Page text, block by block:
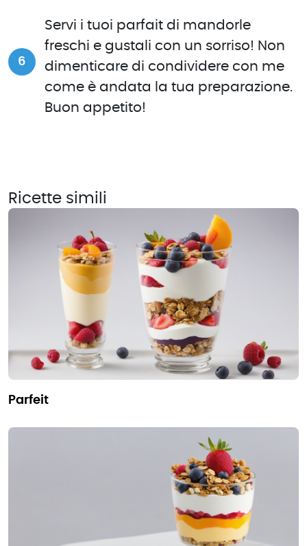
Servi i tuoi parfait di mandorle
freschi e gustali con un sorriso! Non
dimenticare di condividere con me
come è andata la tua preparazione.
Buon appetito!
Ricette simili
parfeit